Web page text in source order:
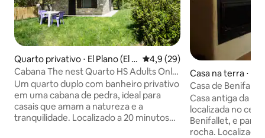
Quarto privativo ⋅ El Plano (El P
ueyo de Araguas)
4,9 de uma avaliação média
4,9 (29)
Cabana The nest Quarto HS Adults Only
Pirenéus
Um quarto duplo com banheiro privativo
em uma cabana de pedra, ideal para
casais que amam a natureza e a
tranquilidade. Localizado a 20 minutos
Casa na terra ⋅
Casa de Benifallet
Casa antiga da
localizada no
Benifallet, e
rocha. Localizado na parte mais alta da